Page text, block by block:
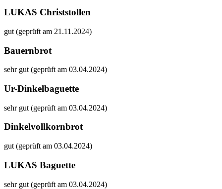
LUKAS Christstollen
gut (geprüft am 21.11.2024)
Bauernbrot
sehr gut (geprüft am 03.04.2024)
Ur-Dinkelbaguette
sehr gut (geprüft am 03.04.2024)
Dinkelvollkornbrot
gut (geprüft am 03.04.2024)
LUKAS Baguette
sehr gut (geprüft am 03.04.2024)